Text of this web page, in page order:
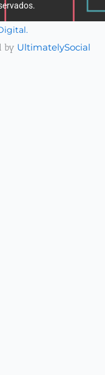
by UltimatelySocial